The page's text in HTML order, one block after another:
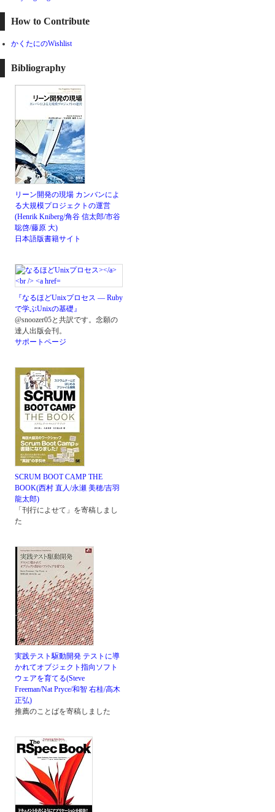
How to Contribute
かくたにのWishlist
Bibliography
リーン開発の現場 カンバンによ
る大規模プロジェクトの運営
(Henrik Kniberg/角谷 信太郎/市谷
聡啓/藤原 大)
日本語版書籍サイト
『なるほどUnixプロセス ― Ruby
で学ぶUnixの基礎』
@snoozer05と共訳です。念願の
達人出版会刊。
サポートページ
SCRUM BOOT CAMP THE
BOOK(西村 直人/永瀬 美穂/吉羽
龍太郎)
「刊行によせて」を寄稿しまし
た
実践テスト駆動開発 テストに導
かれてオブジェクト指向ソフト
ウェアを育てる(Steve
Freeman/Nat Pryce/和智 右桂/高木
正弘)
推薦のことばを寄稿しました